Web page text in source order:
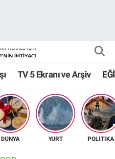
TV 5 Ekranı ve Arşiv
DÜNYA YURT POLİTİKA